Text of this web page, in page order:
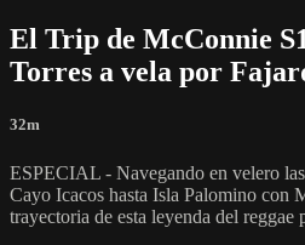
El Trip de McConnie
Torres a vela por
32m
ESPECIAL - Navegando en velero
Cayo Icacos hasta Isla Palomino con
trayectoria de esta leyenda del reggae